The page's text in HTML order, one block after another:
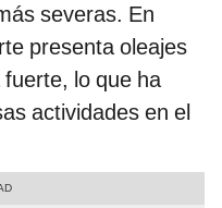
severas. En
presenta oleajes
lo que ha
actividades en el